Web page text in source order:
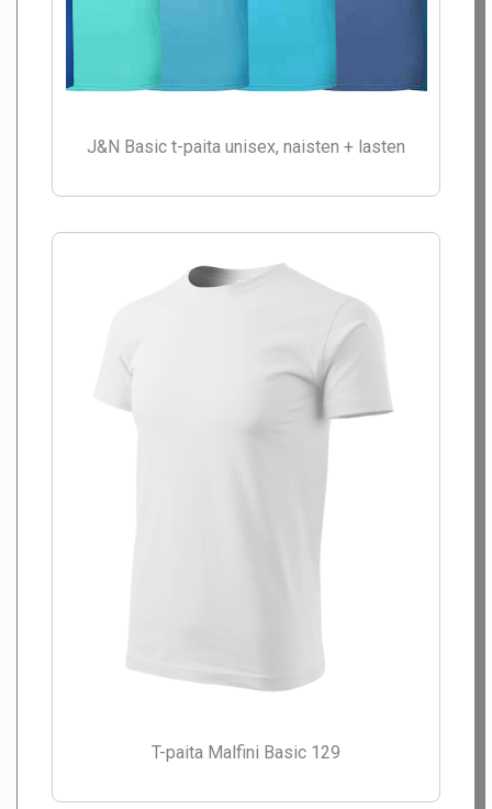
J&N Basic t-paita unisex, naisten + lasten
T-paita Malfini Basic 129